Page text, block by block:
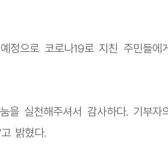
정으로 코로나19로 지친 주민들에게
을 실천해주셔서 감사하다. 기부자
밝혔다.